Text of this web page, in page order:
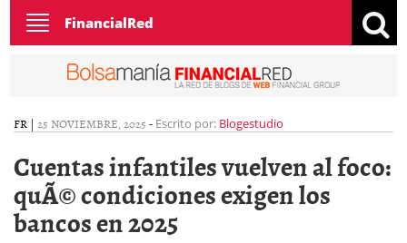
Toggle
navigation
FinancialRed
FR | 25 NOVIEMBRE, 2025 - Escrito por: Blogestudio
Cuentas infantiles vuelven al foco:
quÃ© condiciones exigen los
bancos en 2025